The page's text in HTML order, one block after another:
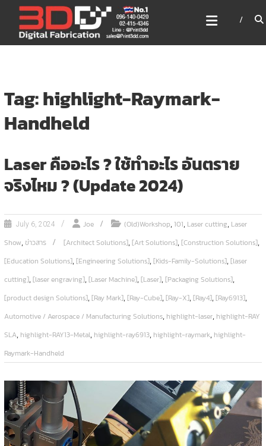
content
3DD DIGITAL FABRICATION
เครื่องพิมพ์3มิติ สแกนเนอร์
เลเซอร์
Tag: highlight-Raymark-
Handheld
Laser คืออะไร ? ใช้ทำอะไร อันตราย
จริงไหม ? (Update 2024)
July 6, 2024 Joe (Old)Workshop,101, Laser cutting, Laser
Show,ข่าวสาร [Architect Solutions],[Art Solutions],[Construction Solutions],
[Education Solutions],[Engineering Solutions],[Kids-Family-Solutions],[laser
cutting],[laser engraving],[Laser Machine],[Laser],[Packaging Solutions],
[product design Solutions],[Ray Mark],[Ray-Cube],[Ray-X],[Ray4],[Ray6913],
Automotive / Aerospace / Manufacturing Solutions, highlight-laser, highlight-RAY
SLA, highlight-RAY13-Metal, highlight-ray6913, highlight-raymark, highlight-
Raymark-Handheld